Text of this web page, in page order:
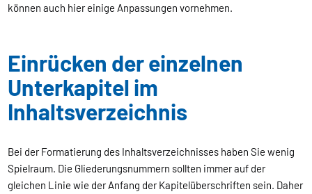
können auch hier einige Anpassungen vornehmen.
Einrücken der einzelnen
Unterkapitel im
Inhaltsverzeichnis
Bei der Formatierung des Inhaltsverzeichnisses haben Sie wenig
Spielraum. Die Gliederungsnummern sollten immer auf der
gleichen Linie wie der Anfang der Kapitelüberschriften sein. Daher